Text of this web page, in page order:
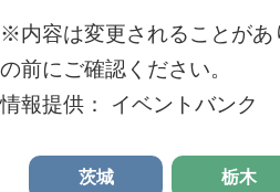
※内容は変更されることがあ
の前にご確認ください。
情報提供： イベントバンク
茨城 栃木